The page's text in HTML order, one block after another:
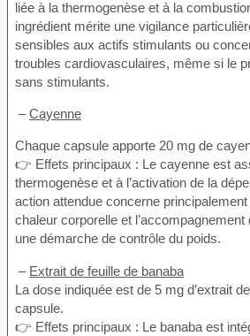
liée à la thermogenèse et à la
ingrédient mérite une vigilance
sensibles aux actifs stimulants ou
troubles cardiovasculaires, même si le
sans stimulants.
–Cayenne
Chaque capsule apporte 20 mg de
👉 Effets principaux : Le cayenne est
thermogenèse et à l’activation de la
action attendue concerne
chaleur corporelle et
une démarche de contrôle du poids.
– Extrait de feuille de banaba
La dose indiquée est de 5 mg d’extrait
capsule.
👉 Effets principaux : Le banaba est